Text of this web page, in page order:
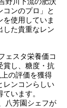
コンのプロ」と
を使用していま
した貴重なレン
ェスタ栄養価コ
賞し、糖度・抗
の評価を獲得
レンコンらしい
います。
八芳園シェフが